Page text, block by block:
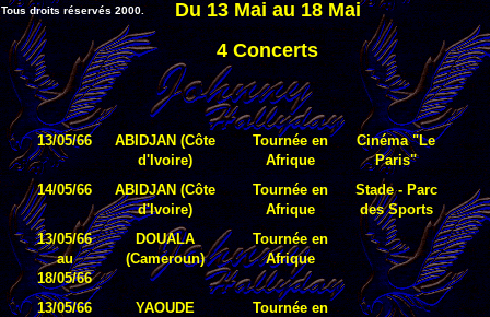
Tous droits réservés 2000.
Du 13 Mai au 18 Mai
4 Concerts
13/05/66
ABIDJAN (Côte
d'Ivoire)
Tournée en
Afrique
Cinéma "Le
Paris"
14/05/66
ABIDJAN (Côte
d'Ivoire)
Tournée en
Afrique
Stade - Parc
des Sports
13/05/66
au
18/05/66
DOUALA
(Cameroun)
Tournée en
Afrique
13/05/66
YAOUDE
Tournée en